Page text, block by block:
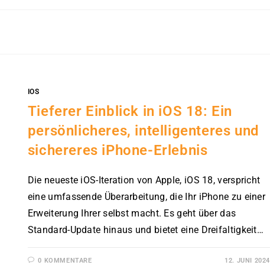
IOS
Tieferer Einblick in iOS 18: Ein
persönlicheres, intelligenteres und
sichereres iPhone-Erlebnis
Die neueste iOS-Iteration von Apple, iOS 18, verspricht
eine umfassende Überarbeitung, die Ihr iPhone zu einer
Erweiterung Ihrer selbst macht. Es geht über das
Standard-Update hinaus und bietet eine Dreifaltigkeit…
0 KOMMENTARE 12. JUNI 2024